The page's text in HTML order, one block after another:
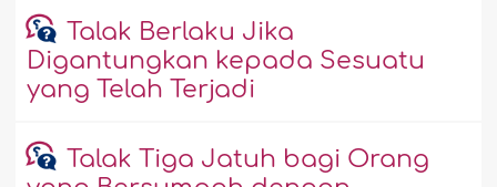
Talak Berlaku Jika
Digantungkan kepada Sesuatu
yang Telah Terjadi
Talak Tiga Jatuh bagi Orang